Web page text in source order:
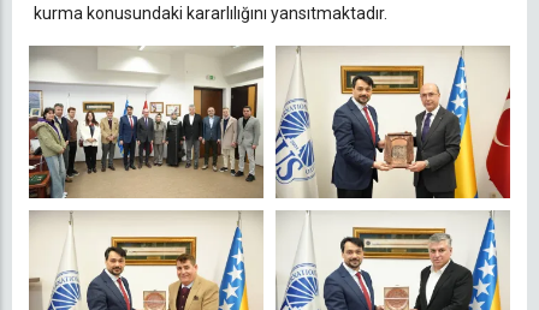
kurma konusundaki kararlılığını yansıtmaktadır.